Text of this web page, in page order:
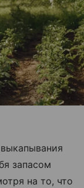
запасом
на то, что